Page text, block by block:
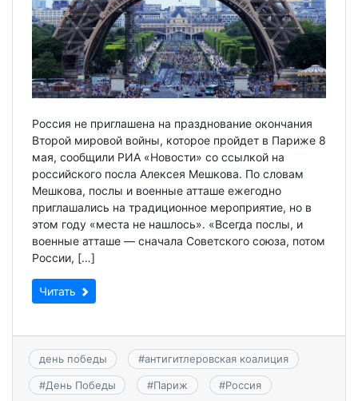
Россия не приглашена на празднование окончания
Второй мировой войны, которое пройдет в Париже 8
мая, сообщили РИА «Новости» со ссылкой на
российского посла Алексея Мешкова. По словам
Мешкова, послы и военные атташе ежегодно
приглашались на традиционное мероприятие, но в
этом году «места не нашлось». «Всегда послы, и
военные атташе — сначала Советского союза, потом
России, […]
Читать
день победы #антигитлеровская коалиция
#День Победы #Париж #Россия